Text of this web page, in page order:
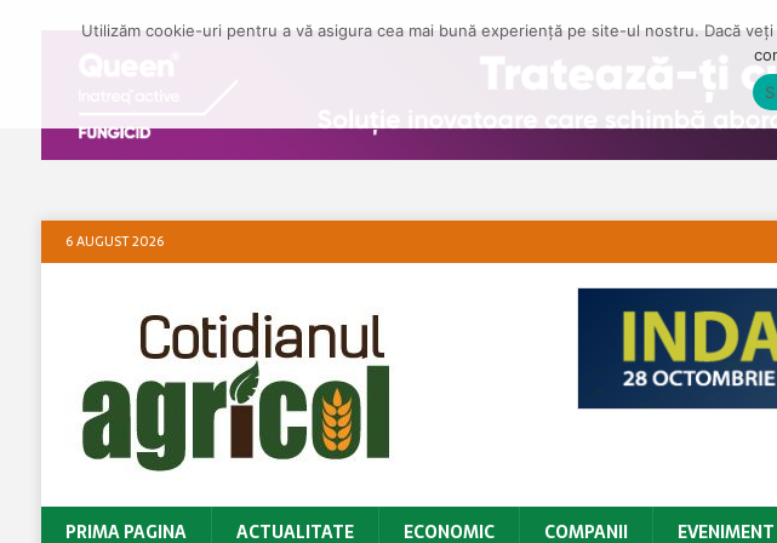
6 AUGUST 2026
PRIMA PAGINA ACTUALITATE ECONOMIC COMPANII EVENIMENT
Utilizăm cookie-uri pentru a vă asigura cea mai bună experiență pe site-ul nostru. Dacă